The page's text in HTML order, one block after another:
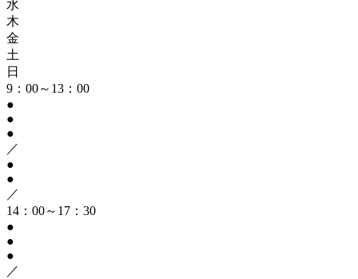
水
木
金
土
日
9：00～13：00
●
●
●
／
●
●
／
14：00～17：30
●
●
●
／